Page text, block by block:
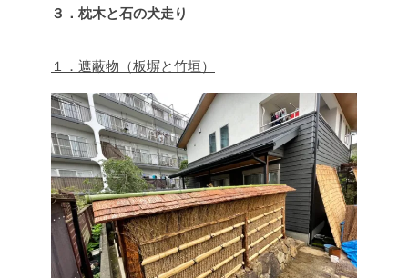
３．枕木と石の犬走り
１．遮蔽物（板塀と竹垣）